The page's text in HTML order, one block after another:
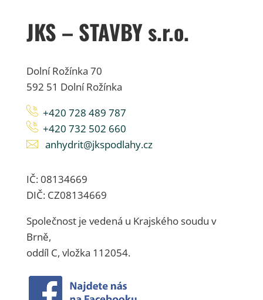
JKS – STAVBY s.r.o.
Dolní Rožínka 70
592 51 Dolní Rožínka
+420 728 489 787
+420 732 502 660
anhydrit@jkspodlahy.cz
IČ: 08134669
DIČ: CZ08134669
Společnost je vedená u Krajského soudu v
Brně,
oddíl C, vložka 112054.